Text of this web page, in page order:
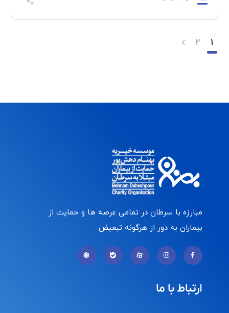
۱ ۲
مبارزه با سرطان در تمامی عرصه ها و حمایت از
بیماران به دور از هرگونه تبعیض
ارتباط با ما